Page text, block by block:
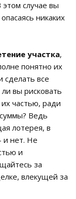
случае вы
никаких
участка,
понятно их
сделать все
вы рисковать
частью, ради
Ведь
лотерея, в
и нет. Не
и
за
влекущей за